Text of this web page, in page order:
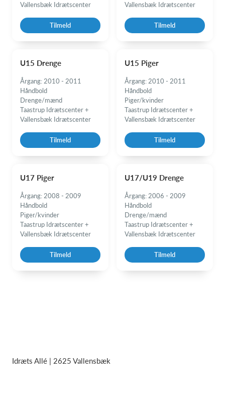
Vallensbæk Idrætscenter
Tilmeld
Vallensbæk Idrætscenter
Tilmeld
U15 Drenge
Årgang: 2010 - 2011
Håndbold
Drenge/mænd
Taastrup Idrætscenter +
Vallensbæk Idrætscenter
Tilmeld
U15 Piger
Årgang: 2010 - 2011
Håndbold
Piger/kvinder
Taastrup Idrætscenter +
Vallensbæk Idrætscenter
Tilmeld
U17 Piger
Årgang: 2008 - 2009
Håndbold
Piger/kvinder
Taastrup Idrætscenter +
Vallensbæk Idrætscenter
Tilmeld
U17/U19 Drenge
Årgang: 2006 - 2009
Håndbold
Drenge/mænd
Taastrup Idrætscenter +
Vallensbæk Idrætscenter
Tilmeld
Idræts Allé | 2625 Vallensbæk